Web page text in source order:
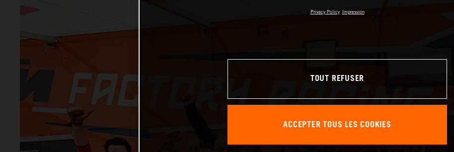
Privacy Policy Impression
TOUT REFUSER
ACCEPTER TOUS LES COOKIES